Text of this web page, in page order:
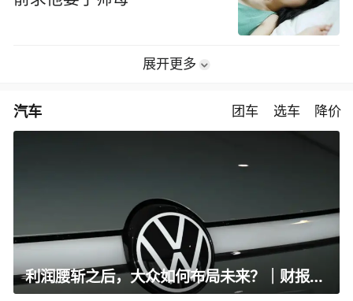
展开更多
汽车 团车 选车 降价
利润腰斩之后，大众如何布局未来？｜财报全视角